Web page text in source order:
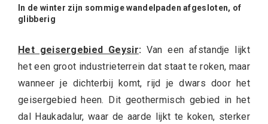
In de winter zijn sommige wandelpaden afgesloten, of
glibberig
Het geisergebied Geysir: Van een afstandje lijkt
het een groot industrieterrein dat staat te roken, maar
wanneer je dichterbij komt, rijd je dwars door het
geisergebied heen. Dit geothermisch gebied in het
dal Haukadalur, waar de aarde lijkt te koken, sterker